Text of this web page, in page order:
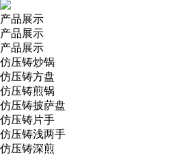
产品展示
产品展示
产品展示
仿压铸炒锅
仿压铸方盘
仿压铸煎锅
仿压铸披萨盘
仿压铸片手
仿压铸浅两手
仿压铸深煎